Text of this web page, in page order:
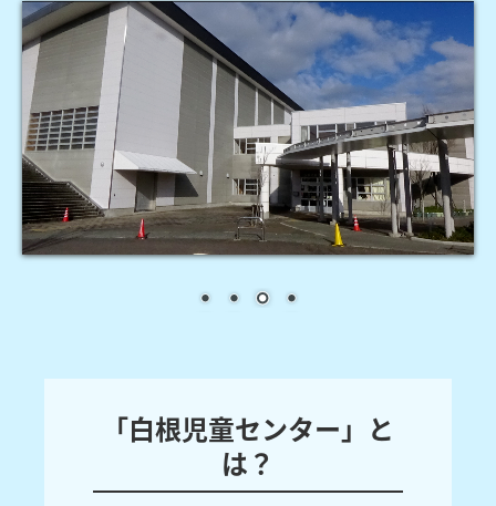
夜間利用
お問い合わせ
「白根児童センター」と
は？